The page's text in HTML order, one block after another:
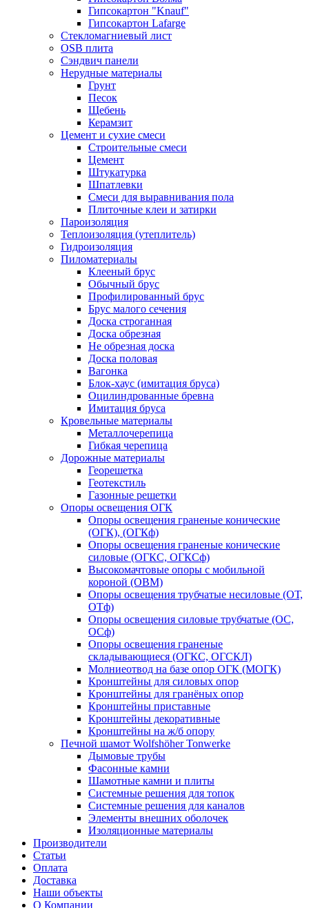
Гипсокартон "Knauf"
Гипсокартон Lafarge
Стекломагниевый лист
OSB плита
Сэндвич панели
Нерудные материалы
Грунт
Песок
Щебень
Керамзит
Цемент и сухие смеси
Строительные смеси
Цемент
Штукатурка
Шпатлевки
Смеси для выравнивания пола
Плиточные клеи и затирки
Пароизоляция
Теплоизоляция (утеплитель)
Гидроизоляция
Пиломатериалы
Клееный брус
Обычный брус
Профилированный брус
Брус малого сечения
Доска строганная
Доска обрезная
Не обрезная доска
Доска половая
Вагонка
Блок-хаус (имитация бруса)
Оцилиндрованные бревна
Имитация бруса
Кровельные материалы
Металлочерепица
Гибкая черепица
Дорожные материалы
Георешетка
Геотекстиль
Газонные решетки
Опоры освещения ОГК
Опоры освещения граненые конические
(ОГК), (ОГКф)
Опоры освещения граненые конические
силовые (ОГКС, ОГКСф)
Высокомачтовые опоры с мобильной
короной (ОВМ)
Опоры освещения трубчатые несиловые (ОТ,
ОТф)
Опоры освещения силовые трубчатые (ОС,
ОСф)
Опоры освещения граненые
складывающиеся (ОГКС, ОГСКЛ)
Молниеотвод на базе опор ОГК (МОГК)
Кронштейны для силовых опор
Кронштейны для гранёных опор
Кронштейны приставные
Кронштейны декоративные
Кронштейны на ж/б опору
Печной шамот Wolfshöher Tonwerke
Дымовые трубы
Фасонные камни
Шамотные камни и плиты
Системные решения для топок
Системные решения для каналов
Элементы внешних оболочек
Изоляционные материалы
Производители
Статьи
Оплата
Доставка
Наши объекты
О Компании